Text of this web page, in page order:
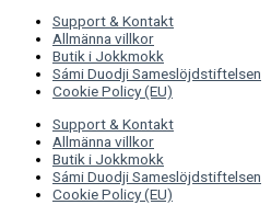
Support & Kontakt
Allmänna villkor
Butik i Jokkmokk
Sámi Duodji Sameslöjdstiftelsen
Cookie Policy (EU)
Support & Kontakt
Allmänna villkor
Butik i Jokkmokk
Sámi Duodji Sameslöjdstiftelsen
Cookie Policy (EU)